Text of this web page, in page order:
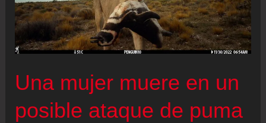
Una mujer muere en un
posible ataque de puma